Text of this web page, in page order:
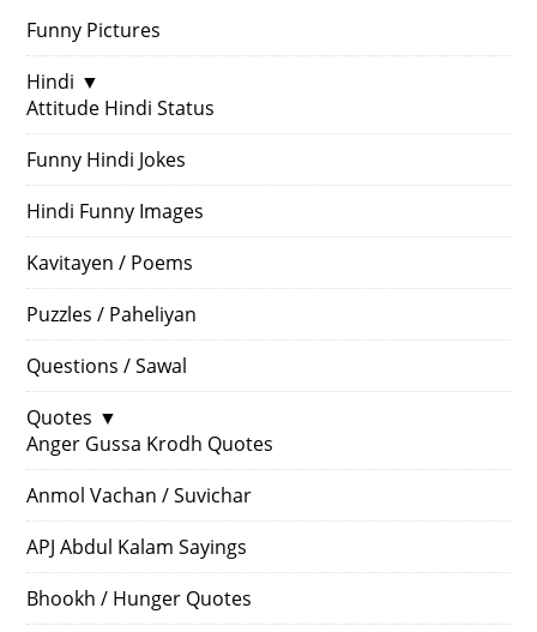
Funny Pictures
Hindi ▼
Attitude Hindi Status
Funny Hindi Jokes
Hindi Funny Images
Kavitayen / Poems
Puzzles / Paheliyan
Questions / Sawal
Quotes ▼
Anger Gussa Krodh Quotes
Anmol Vachan / Suvichar
APJ Abdul Kalam Sayings
Bhookh / Hunger Quotes